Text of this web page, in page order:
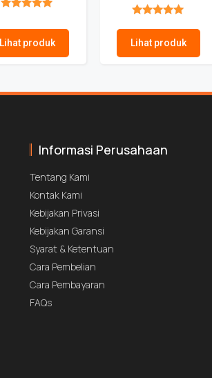
Lihat produk Lihat produk
Informasi Perusahaan
Tentang Kami
Kontak Kami
Kebijakan Privasi
Kebijakan Garansi
Syarat & Ketentuan
Cara Pembelian
Cara Pembayaran
FAQs